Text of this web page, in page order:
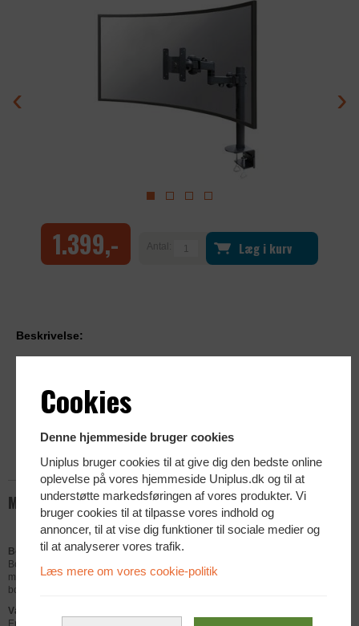
Cookies
Denne hjemmeside bruger cookies
Uniplus bruger cookies til at give dig den bedste online
oplevelse på vores hjemmeside Uniplus.dk og til at
understøtte markedsføringen af vores produkter. Vi
bruger cookies til at tilpasse vores indhold og
annoncer, til at vise dig funktioner til sociale medier og
til at analyserer vores trafik.
Læs mere om vores cookie-politik
‹ ›
1.399,- Læg i kurv
Beskrivelse:
Passer fra 75 x 75 mm til 100 x 100 mm
Justeringer: Højde, hæld, dreje, rotation, dybde
Mere info
Bordbeslag til 1 skærm
Bordbeslag som passer til en skærm og som giver dig
mange justeringsmuligheder. Beslaget sættes let fast på
bordet med klemmer.
Vælg det rette beslag
Er du i tvivl om hvilket beslag som passer til din skærm, så